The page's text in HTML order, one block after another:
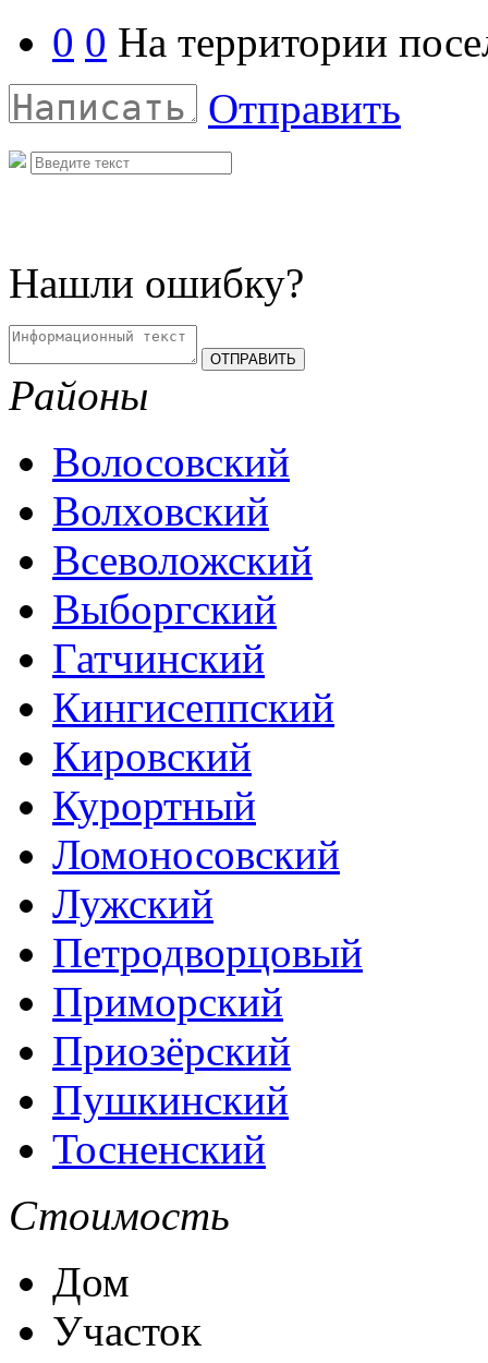
0 0 На территории
Отправить
Нашли ошибку?
Районы
Волосовский
Волховский
Всеволожский
Выборгский
Гатчинский
Кингисеппский
Кировский
Курортный
Ломоносовский
Лужский
Петродворцовый
Приморский
Приозёрский
Пушкинский
Тосненский
Стоимость
Дом
Участок